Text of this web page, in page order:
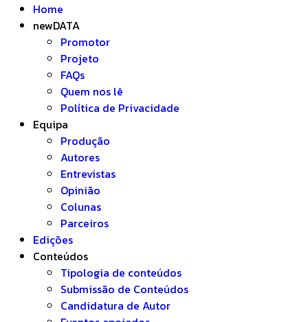
Home
newDATA
Promotor
Projeto
FAQs
Quem nos lê
Política de Privacidade
Equipa
Produção
Autores
Entrevistas
Opinião
Colunas
Parceiros
Edições
Conteúdos
Tipologia de conteúdos
Submissão de Conteúdos
Candidatura de Autor